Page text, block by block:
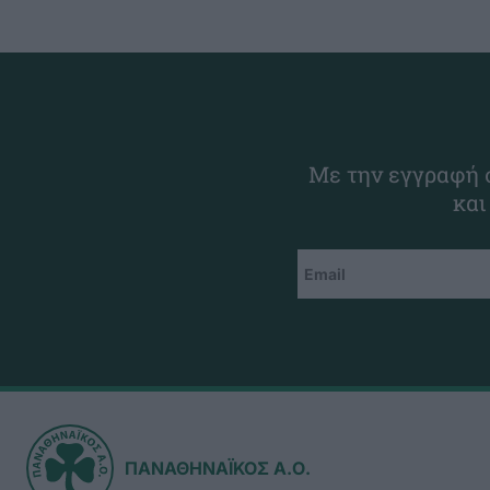
Με την εγγραφή
ΠΑΝΑΘΗΝΑΪΚΟΣ Α.Ο.